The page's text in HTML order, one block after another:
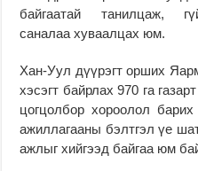
байгаатай танилцаж,
саналаа хуваалцах юм.
Хан-Уул дүүрэгт орших
хэсэгт байрлах 970 га
цогцолбор хороолол
ажиллагааны бэлтгэл үе
ажлыг хийгээд байгаа юм